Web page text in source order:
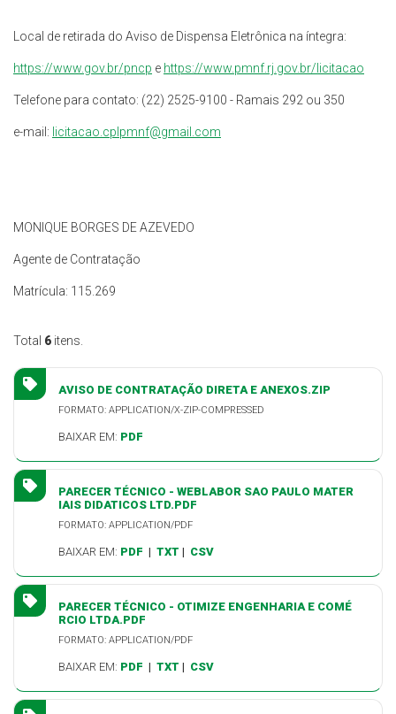
Local de retirada do Aviso de Dispensa Eletrônica na íntegra:
https://www.gov.br/pncp e https://www.pmnf.rj.gov.br/licitacao
Telefone para contato: (22) 2525-9100 - Ramais 292 ou 350
e-mail: licitacao.cplpmnf@gmail.com
MONIQUE BORGES DE AZEVEDO
Agente de Contratação
Matrícula: 115.269
Total 6 itens.
AVISO DE CONTRATAÇÃO DIRETA E ANEXOS.ZIP
FORMATO: APPLICATION/X-ZIP-COMPRESSED
BAIXAR EM: PDF
PARECER TÉCNICO - WEBLABOR SAO PAULO MATER
IAIS DIDATICOS LTD.PDF
FORMATO: APPLICATION/PDF
BAIXAR EM: PDF | TXT | CSV
PARECER TÉCNICO - OTIMIZE ENGENHARIA E COMÉ
RCIO LTDA.PDF
FORMATO: APPLICATION/PDF
BAIXAR EM: PDF | TXT | CSV